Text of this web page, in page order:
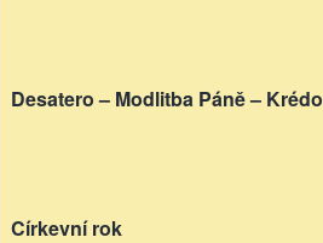
Desatero – Modlitba Páně – Krédo
Církevní rok